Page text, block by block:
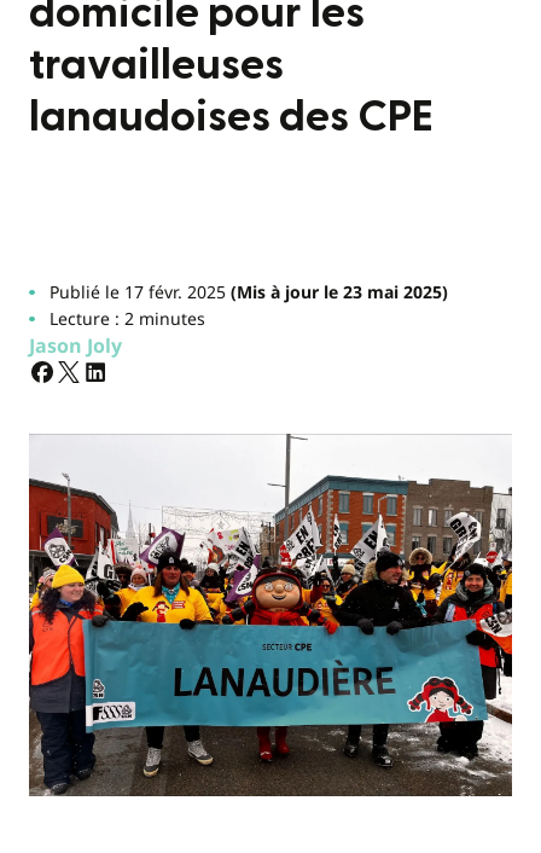
domicile pour les
travailleuses
lanaudoises des CPE
Publié le 17 févr. 2025(Mis à jour le 23 mai 2025)
Lecture : 2 minutes
Jason Joly